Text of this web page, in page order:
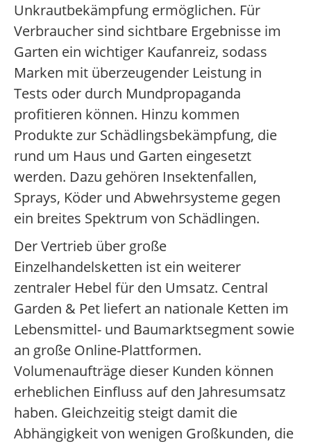
Unkrautbekämpfung ermöglichen. Für
Verbraucher sind sichtbare Ergebnisse im
Garten ein wichtiger Kaufanreiz, sodass
Marken mit überzeugender Leistung in
Tests oder durch Mundpropaganda
profitieren können. Hinzu kommen
Produkte zur Schädlingsbekämpfung, die
rund um Haus und Garten eingesetzt
werden. Dazu gehören Insektenfallen,
Sprays, Köder und Abwehrsysteme gegen
ein breites Spektrum von Schädlingen.
Der Vertrieb über große
Einzelhandelsketten ist ein weiterer
zentraler Hebel für den Umsatz. Central
Garden & Pet liefert an nationale Ketten im
Lebensmittel- und Baumarktsegment sowie
an große Online-Plattformen.
Volumenaufträge dieser Kunden können
erheblichen Einfluss auf den Jahresumsatz
haben. Gleichzeitig steigt damit die
Abhängigkeit von wenigen Großkunden, die